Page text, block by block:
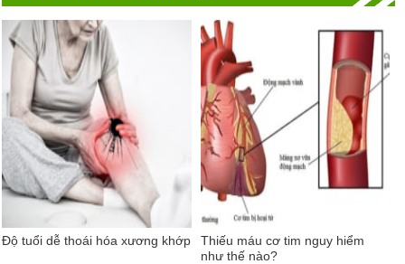
Độ tuổi dễ thoái hóa xương khớp
Thiếu máu cơ tim nguy hiểm
như thế nào?